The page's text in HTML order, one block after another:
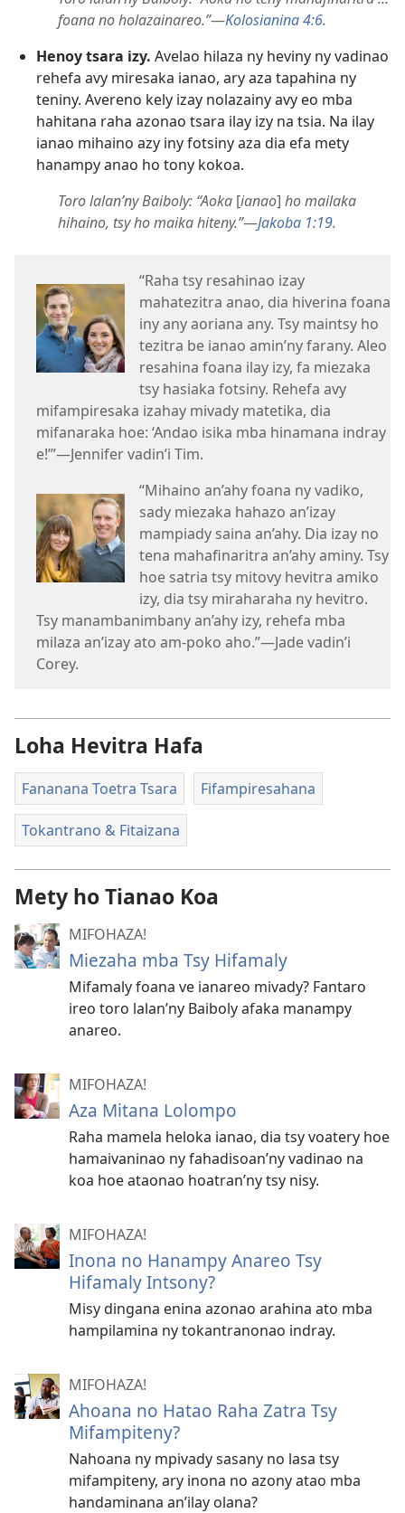
foana no holazainareo.”—Kolosianina 4:6.
Henoy tsara izy. Avelao hilaza ny heviny ny vadinao
rehefa avy miresaka ianao, ary aza tapahina ny
teniny. Avereno kely izay nolazainy avy eo mba
hahitana raha azonao tsara ilay izy na tsia. Na ilay
ianao mihaino azy iny fotsiny aza dia efa mety
hanampy anao ho tony kokoa.
Toro lalan’ny Baiboly: “Aoka [ianao] ho mailaka
hihaino, tsy ho maika hiteny.”—Jakoba 1:19.
“Raha tsy resahinao izay
mahatezitra anao, dia hiverina foana
iny any aoriana any. Tsy maintsy ho
tezitra be ianao amin’ny farany. Aleo
resahina foana ilay izy, fa miezaka
tsy hasiaka fotsiny. Rehefa avy
mifampiresaka izahay mivady matetika, dia
mifanaraka hoe: ‘Andao isika mba hinamana indray
e!’”—Jennifer vadin’i Tim.
“Mihaino an’ahy foana ny vadiko,
sady miezaka hahazo an’izay
mampiady saina an’ahy. Dia izay no
tena mahafinaritra an’ahy aminy. Tsy
hoe satria tsy mitovy hevitra amiko
izy, dia tsy miraharaha ny hevitro.
Tsy manambanimbany an’ahy izy, rehefa mba
milaza an’izay ato am-poko aho.”—Jade vadin’i
Corey.
Loha Hevitra Hafa
Fananana Toetra Tsara Fifampiresahana
Tokantrano & Fitaizana
Mety ho Tianao Koa
MIFOHAZA!
Miezaha mba Tsy Hifamaly
Mifamaly foana ve ianareo mivady? Fantaro
ireo toro lalan’​ny Baiboly afaka manampy
anareo.
MIFOHAZA!
Aza Mitana Lolompo
Raha mamela heloka ianao, dia tsy voatery hoe
hamaivaninao ny fahadisoan’ny vadinao na
koa hoe ataonao hoatran’ny tsy nisy.
MIFOHAZA!
Inona no Hanampy Anareo Tsy
Hifamaly Intsony?
Misy dingana enina azonao arahina ato mba
hampilamina ny tokantranonao indray.
MIFOHAZA!
Ahoana no Hatao Raha Zatra Tsy
Mifampiteny?
Nahoana ny mpivady sasany no lasa tsy
mifampiteny, ary inona no azony atao mba
handaminana an’ilay olana?